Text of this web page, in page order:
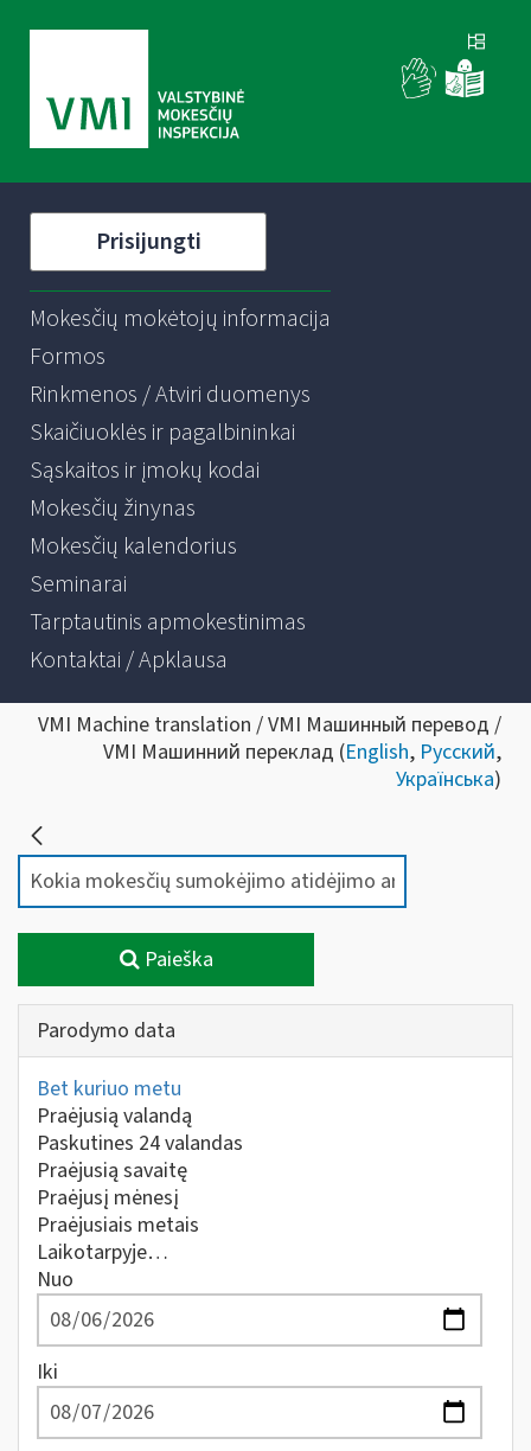
Prisijungti
Mokesčių mokėtojų informacija
Formos
Rinkmenos / Atviri duomenys
Skaičiuoklės ir pagalbininkai
Sąskaitos ir įmokų kodai
Mokesčių žinynas
Mokesčių kalendorius
Seminarai
Tarptautinis apmokestinimas
Kontaktai / Apklausa
VMI Machine translation / VMI Машинный перевод /
VMI Машинний переклад (English, Русский,
Українська)
Paieška
Parodymo data
Bet kuriuo metu
Praėjusią valandą
Paskutines 24 valandas
Praėjusią savaitę
Praėjusį mėnesį
Praėjusiais metais
Laikotarpyje…
Nuo
Iki